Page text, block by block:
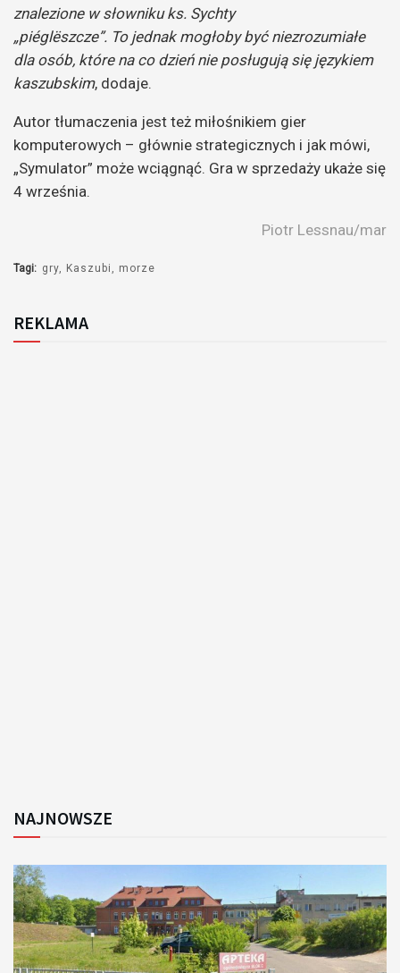
znalezione w słowniku ks. Sychty
„piéglëszcze”. To jednak mogłoby być niezrozumiałe
dla osób, które na co dzień nie posługują się językiem
kaszubskim, dodaje.
Autor tłumaczenia jest też miłośnikiem gier
komputerowych – głównie strategicznych i jak mówi,
„Symulator” może wciągnąć. Gra w sprzedaży ukaże się
4 września.
Piotr Lessnau/mar
Tagi: gry Kaszubi morze
REKLAMA
NAJNOWSZE